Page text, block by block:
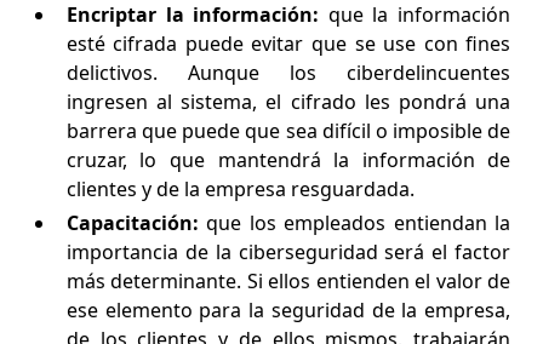
Encriptar la información: que la información
esté cifrada puede evitar que se use con fines
delictivos. Aunque los ciberdelincuentes
ingresen al sistema, el cifrado les pondrá una
barrera que puede que sea difícil o imposible de
cruzar, lo que mantendrá la información de
clientes y de la empresa resguardada.
Capacitación: que los empleados entiendan la
importancia de la ciberseguridad será el factor
más determinante. Si ellos entienden el valor de
ese elemento para la seguridad de la empresa,